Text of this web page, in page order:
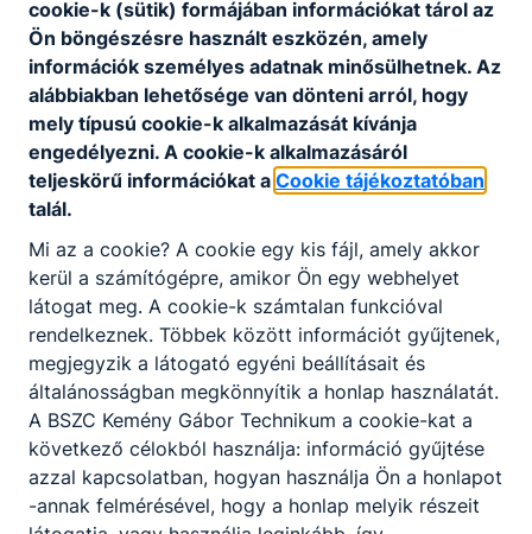
KAPCSOLÓDÓ HÍREK
Tanszerlista – 9. évfolyam
2026-2027-es tanév.
2026. júl. 29.
cookie-k (sütik) formájában információkat tárol az
Ön böngészésre használt eszközén, amely
információk személyes adatnak minősülhetnek. Az
alábbiakban lehetősége van dönteni arról, hogy
mely típusú cookie-k alkalmazását kívánja
engedélyezni. A cookie-k alkalmazásáról
teljeskörű információkat a Cookie tájékoztatóban
talál.
Mi az a cookie? A cookie egy kis fájl, amely akkor
kerül a számítógépre, amikor Ön egy webhelyet
látogat meg. A cookie-k számtalan funkcióval
rendelkeznek. Többek között információt gyűjtenek,
megjegyzik a látogató egyéni beállításait és
általánosságban megkönnyítik a honlap használatát.
A BSZC Kemény Gábor Technikum a cookie-kat a
következő célokból használja: információ gyűjtése
azzal kapcsolatban, hogyan használja Ön a honlapot
-annak felmérésével, hogy a honlap melyik részeit